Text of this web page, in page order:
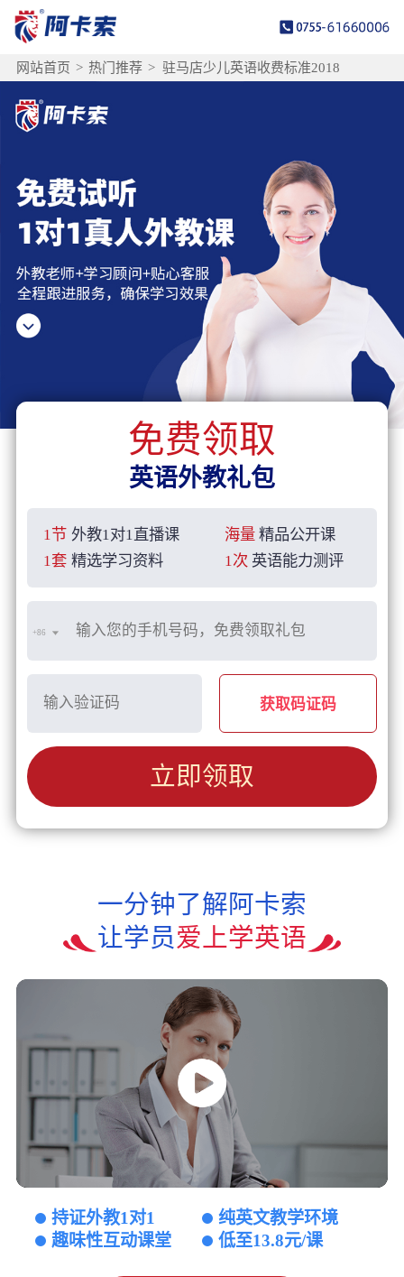
网站首页 > 热门推荐 > 驻马店少儿英语收费标准2018
免费领取
英语外教礼包
1节 外教1对1直播课 海量 精品公开课
1套 精选学习资料 1次 英语能力测评
+86
获取码证码
立即领取
一分钟了解阿卡索
让学员爱上学英语
持证外教1对1
纯英文教学环境
趣味性互动课堂
低至13.8元/课